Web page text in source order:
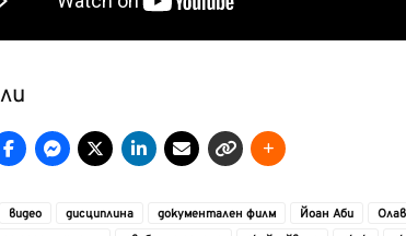
видео дисциплина документален филм Йоан Аби